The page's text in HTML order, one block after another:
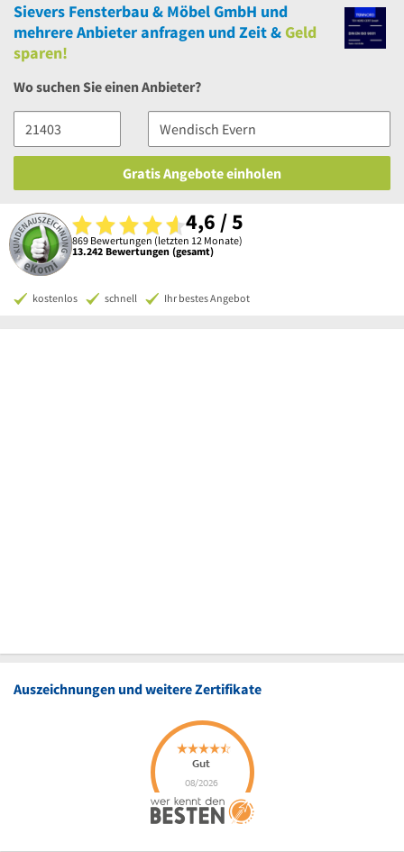
Sievers Fensterbau & Möbel GmbH und
mehrereAnbieter anfragen und Zeit &Geld
sparen!
Wo suchen Sie einen Anbieter?
Gratis Angebote einholen
4,6 / 5
869 Bewertungen (letzten 12 Monate)
13.242 Bewertungen (gesamt)
kostenlos schnell Ihr bestes Angebot
Auszeichnungen und weitere Zertifikate